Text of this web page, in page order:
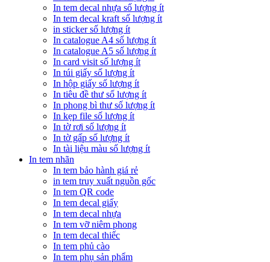
In tem decal nhựa số lượng ít
In tem decal kraft số lượng ít
in sticker số lượng ít
In catalogue A4 số lượng ít
In catalogue A5 số lượng ít
In card visit số lượng ít
In túi giấy số lượng ít
In hộp giấy số lượng ít
In tiêu đề thư số lượng ít
In phong bì thư số lượng ít
In kẹp file số lượng ít
In tờ rơi số lượng ít
In tờ gấp số lượng ít
In tài liệu màu số lượng ít
In tem nhãn
In tem bảo hành giá rẻ
in tem truy xuất nguồn gốc
In tem QR code
In tem decal giấy
In tem decal nhựa
In tem vỡ niêm phong
In tem decal thiếc
In tem phủ cào
In tem phụ sản phẩm